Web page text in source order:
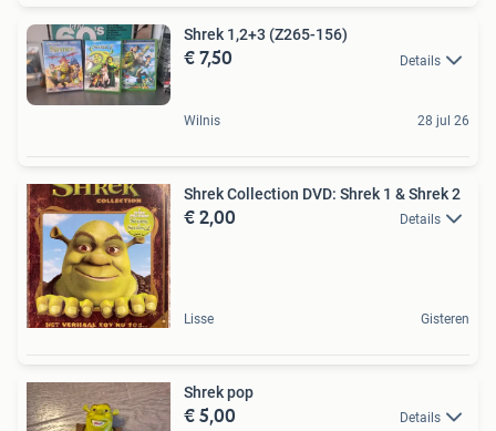
Shrek 1,2+3 (Z265-156)
€ 7,50 Details
Wilnis 28 jul 26
Shrek Collection DVD: Shrek 1 & Shrek 2
€ 2,00 Details
Lisse Gisteren
Shrek pop
€ 5,00 Details